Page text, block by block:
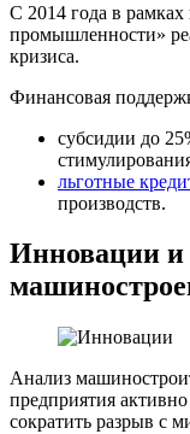
С 2014 года в
промышленности»
кризиса.
Финансовая
субсидии до
льготные
производств.
Инновации и
Анализ
предприятия
сократить разрыв с